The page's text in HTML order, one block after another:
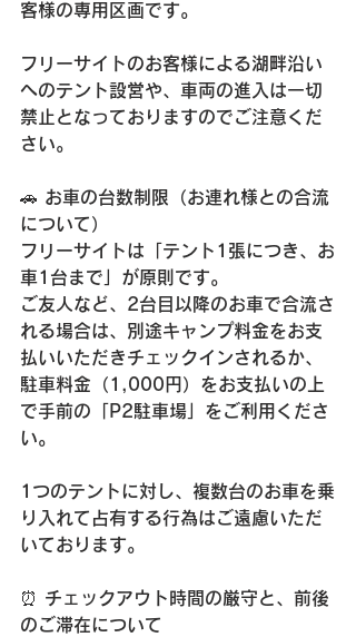
客様の専用区画です。
フリーサイトのお客様による湖畔沿い
へのテント設営や、車両の進入は一切
禁止となっておりますのでご注意くだ
さい。
🚗 お車の台数制限（お連れ様との合流
について）
フリーサイトは「テント1張につき、お
車1台まで」が原則です。
ご友人など、2台目以降のお車で合流さ
れる場合は、別途キャンプ料金をお支
払いいただきチェックインされるか、
駐車料金（1,000円）をお支払いの上
で手前の「P2駐車場」をご利用くださ
い。
1つのテントに対し、複数台のお車を乗
り入れて占有する行為はご遠慮いただ
いております。
⏰ チェックアウト時間の厳守と、前後
のご滞在について